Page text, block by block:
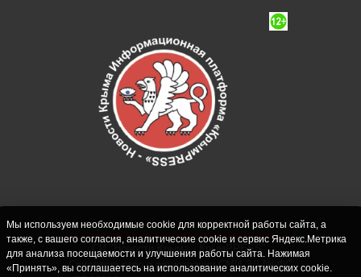
СИ "Новости Крыма - КрымPRESS".
Свидетельство о регистрации СМИ ЭЛ № ФС
Мы используем необходимые cookie для корректной работы сайта, а
также, с вашего согласия, аналитические cookie и сервис Яндекс.Метрика
для анализа посещаемости и улучшения работы сайта. Нажимая
«Принять», вы соглашаетесь на использование аналитических cookie.